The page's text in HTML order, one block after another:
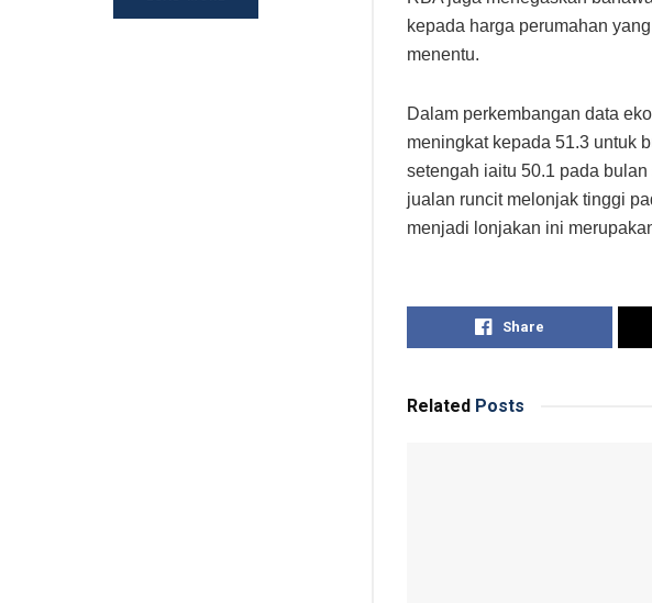
kepada harga perumahan
menentu.
Dalam perkembangan data
meningkat kepada 51.3 untuk
setengah iaitu 50.1 pada
jualan runcit melonjak tinggi
menjadi lonjakan ini
Share
Related Posts